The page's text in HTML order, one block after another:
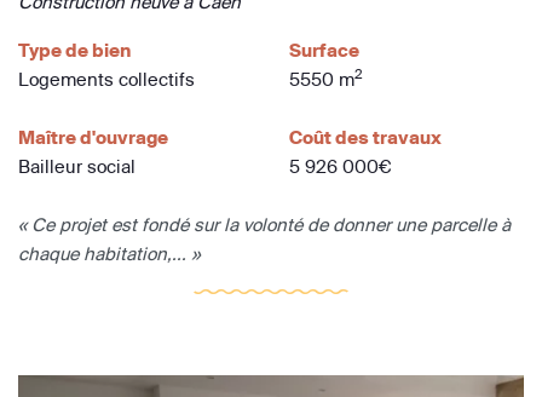
Type de bien
Logements collectifs
Surface
5550 m2
Maître d'ouvrage
Bailleur social
Coût des travaux
5 926 000€
« Ce projet est fondé sur la volonté de donner une parcelle à
chaque habitation,... »